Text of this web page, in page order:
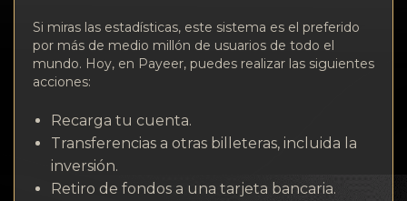
Si miras las estadísticas, este sistema es el preferido
por más de medio millón de usuarios de todo el
mundo. Hoy, en Payeer, puedes realizar las siguientes
acciones:
Recarga tu cuenta.
Transferencias a otras billeteras, incluida la
inversión.
Retiro de fondos a una tarjeta bancaria.